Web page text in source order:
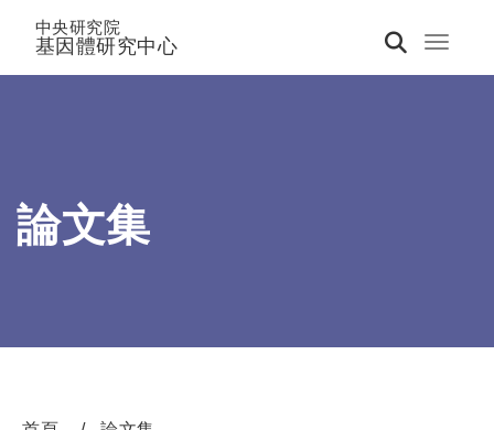
Toggle
中央研究院
基因體研究中心
論文集